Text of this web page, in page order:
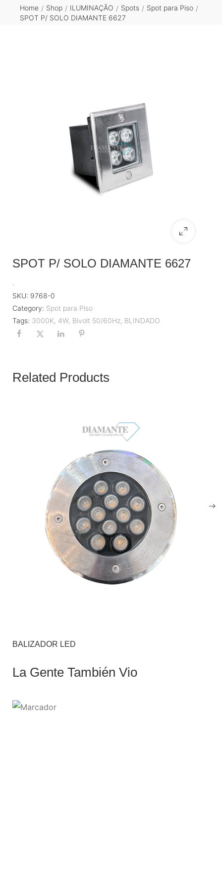
Home / Shop / ILUMINAÇÃO / Spots / Spot para Piso /
SPOT P/ SOLO DIAMANTE 6627
SPOT P/ SOLO DIAMANTE 6627
.
SKU: 9768-0
Category: Spot para Piso
Tags: 3000K, 4W, Bivolt 50/60Hz, BLINDADO
Related Products
BALIZADOR LED
La Gente También Vio